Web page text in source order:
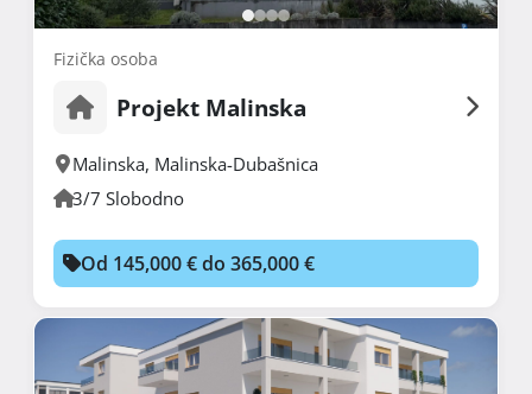
Fizička osoba
Projekt Malinska
Malinska, Malinska-Dubašnica
3/7 Slobodno
Od 145,000 € do 365,000 €